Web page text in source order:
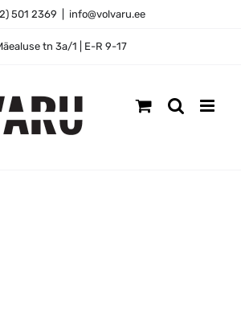
501 2369 info@volvaru.ee
tn 3a/1 | E-R 9-17